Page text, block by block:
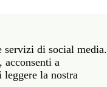
7220
servizi di social media.
a
la nostra